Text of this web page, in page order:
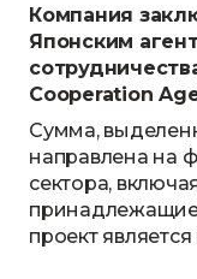
Компания
Японским
Cooperation
Сумма,
направлена на
сектора,
проект